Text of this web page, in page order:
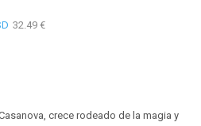
32.49 €
crece rodeado de la magia y